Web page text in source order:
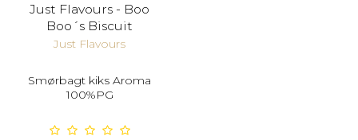
Just Flavours - Boo
Boo´s Biscuit
Just Flavours
Smørbagt kiks Aroma
100%PG